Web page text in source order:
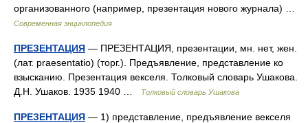
организованного (например, презентация нового журнала) …
Современная энциклопедия
ПРЕЗЕНТАЦИЯ — ПРЕЗЕНТАЦИЯ, презентации, мн. нет, жен.
(лат. praesentatio) (торг.). Предъявление, представление ко
взысканию. Презентация векселя. Толковый словарь Ушакова.
Д.Н. Ушаков. 1935 1940 …
Толковый словарь Ушакова
ПРЕЗЕНТАЦИЯ — 1) представление, предъявление векселя